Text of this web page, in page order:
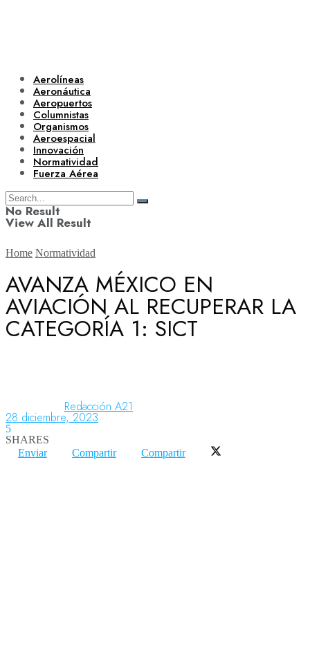
Aerolíneas
Aeronáutica
Aeropuertos
Columnistas
Organismos
Aeroespacial
Innovación
Normatividad
Fuerza Aérea
No Result
View All Result
Aerolíneas
Aeropuertos
Columnistas
Home Normatividad
AVANZA MÉXICO EN
AVIACIÓN AL RECUPERAR LA
CATEGORÍA 1: SICT
Redacción A21
28 diciembre, 2023
5
SHARES
Enviar
Compartir Compartir